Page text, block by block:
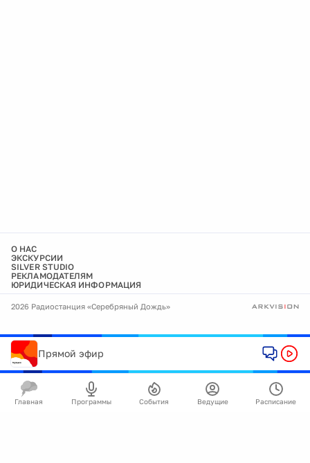
О НАС
ЭКСКУРСИИ
SILVER STUDIO
РЕКЛАМОДАТЕЛЯМ
ЮРИДИЧЕСКАЯ ИНФОРМАЦИЯ
2026 Радиостанция «Серебряный Дождь»
Прямой эфир
Главная Программы События Ведущие Расписание